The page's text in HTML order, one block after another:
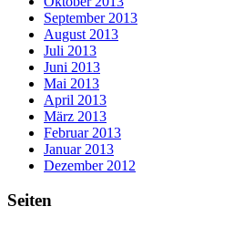
September 2013
August 2013
Juli 2013
Juni 2013
Mai 2013
April 2013
März 2013
Februar 2013
Januar 2013
Dezember 2012
Seiten